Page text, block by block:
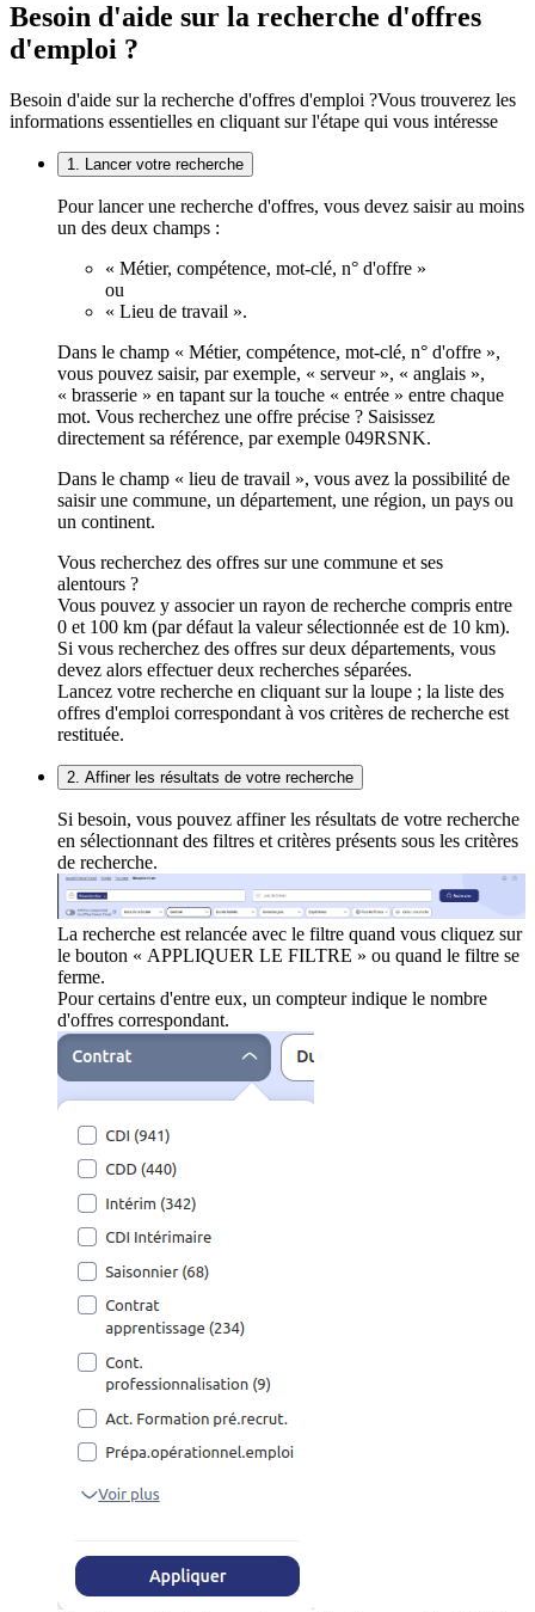
Besoin d'aide sur la recherche d'offres
d'emploi ?
Besoin d'aide sur la recherche d'offres d'emploi ?Vous trouverez les
informations essentielles en cliquant sur l'étape qui vous intéresse
1. Lancer votre recherche
Pour lancer une recherche d'offres, vous devez saisir au moins
un des deux champs :
« Métier, compétence, mot-clé, n° d'offre »
ou
« Lieu de travail ».
Dans le champ « Métier, compétence, mot-clé, n° d'offre »,
vous pouvez saisir, par exemple, « serveur », « anglais »,
« brasserie » en tapant sur la touche « entrée » entre chaque
mot. Vous recherchez une offre précise ? Saisissez
directement sa référence, par exemple 049RSNK.
Dans le champ « lieu de travail », vous avez la possibilité de
saisir une commune, un département, une région, un pays ou
un continent.
Vous recherchez des offres sur une commune et ses
alentours ?
Vous pouvez y associer un rayon de recherche compris entre
0 et 100 km (par défaut la valeur sélectionnée est de 10 km).
Si vous recherchez des offres sur deux départements, vous
devez alors effectuer deux recherches séparées.
Lancez votre recherche en cliquant sur la loupe ; la liste des
offres d'emploi correspondant à vos critères de recherche est
restituée.
2. Affiner les résultats de votre recherche
Si besoin, vous pouvez affiner les résultats de votre recherche
en sélectionnant des filtres et critères présents sous les critères
de recherche.
La recherche est relancée avec le filtre quand vous cliquez sur
le bouton « APPLIQUER LE FILTRE » ou quand le filtre se
ferme.
Pour certains d'entre eux, un compteur indique le nombre
d'offres correspondant.